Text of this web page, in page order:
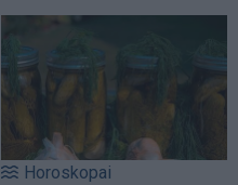
Horoskopai